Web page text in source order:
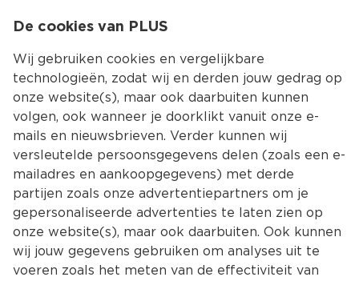
Kies jouw
Terug Producten
De cookies van PLUS
Wij gebruiken cookies en vergelijkbare
technologieën, zodat wij en derden jouw gedrag op
onze website(s), maar ook daarbuiten kunnen
volgen, ook wanneer je doorklikt vanuit onze e-
mails en nieuwsbrieven. Verder kunnen wij
versleutelde persoonsgegevens delen (zoals een e-
mailadres en aankoopgegevens) met derde
partijen zoals onze advertentiepartners om je
gepersonaliseerde advertenties te laten zien op
onze website(s), maar ook daarbuiten. Ook kunnen
wij jouw gegevens gebruiken om analyses uit te
voeren zoals het meten van de effectiviteit van